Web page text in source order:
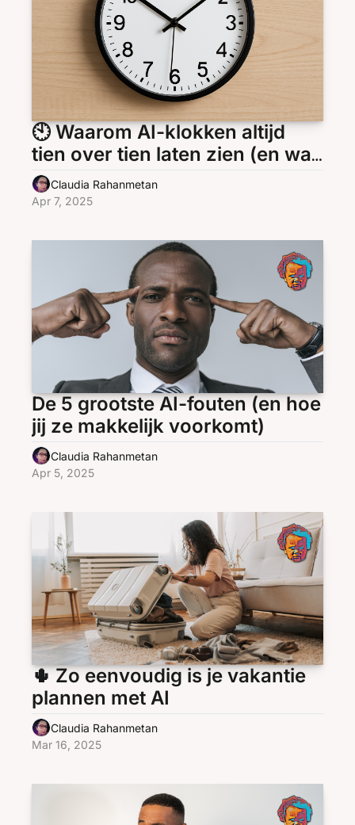
🕙 Waarom AI-klokken altijd
tien over tien laten zien (en wat
dat over ons zegt)
Claudia Rahanmetan
Apr 7, 2025
De 5 grootste AI-fouten (en hoe
jij ze makkelijk voorkomt)
Claudia Rahanmetan
Apr 5, 2025
🌵 Zo eenvoudig is je vakantie
plannen met AI
Claudia Rahanmetan
Mar 16, 2025